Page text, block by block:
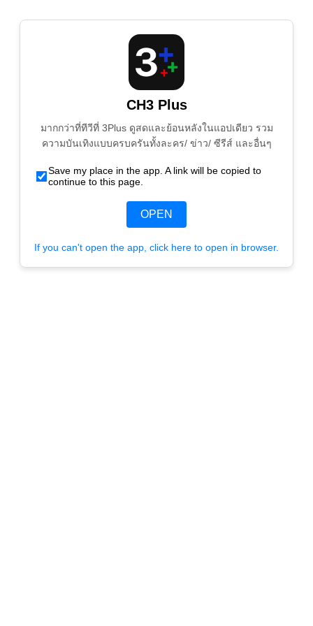
CH3 Plus
มากกว่าที่ทีวีที่ 3Plus ดูสดและย้อนหลังในแอปเดียว รวม
ความบันเทิงแบบครบครันทั้งละคร/ ข่าว/ ซีรีส์ และอื่นๆ
Save my place in the app. A link will be copied to
continue to this page.
OPEN
If you can't open the app, click here to open in browser.